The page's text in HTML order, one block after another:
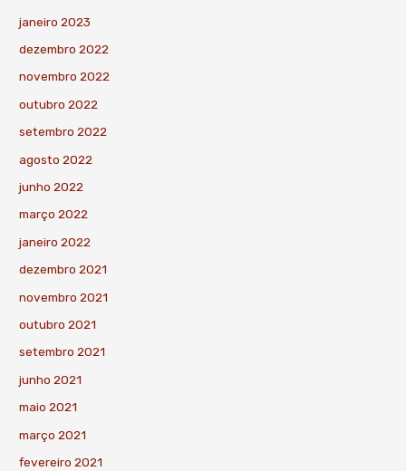
janeiro 2023
dezembro 2022
novembro 2022
outubro 2022
setembro 2022
agosto 2022
junho 2022
março 2022
janeiro 2022
dezembro 2021
novembro 2021
outubro 2021
setembro 2021
junho 2021
maio 2021
março 2021
fevereiro 2021